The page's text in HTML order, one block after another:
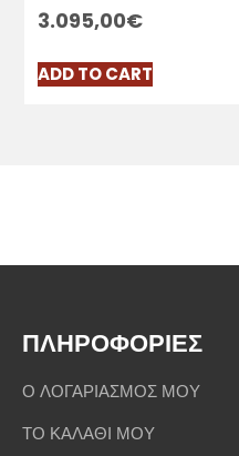
3.095,00€
ADD TO CART
ΠΛΗΡΟΦΟΡΙΕΣ
Ο ΛΟΓΑΡΙΑΣΜΟΣ ΜΟΥ
ΤΟ ΚΑΛΑΘΙ ΜΟΥ